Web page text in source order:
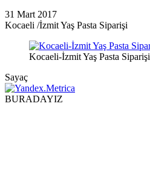
31 Mart 2017
Kocaeli /İzmit Yaş Pasta Siparişi
Kocaeli-İzmit Yaş Pasta Siparişi
Sayaç
BURADAYIZ